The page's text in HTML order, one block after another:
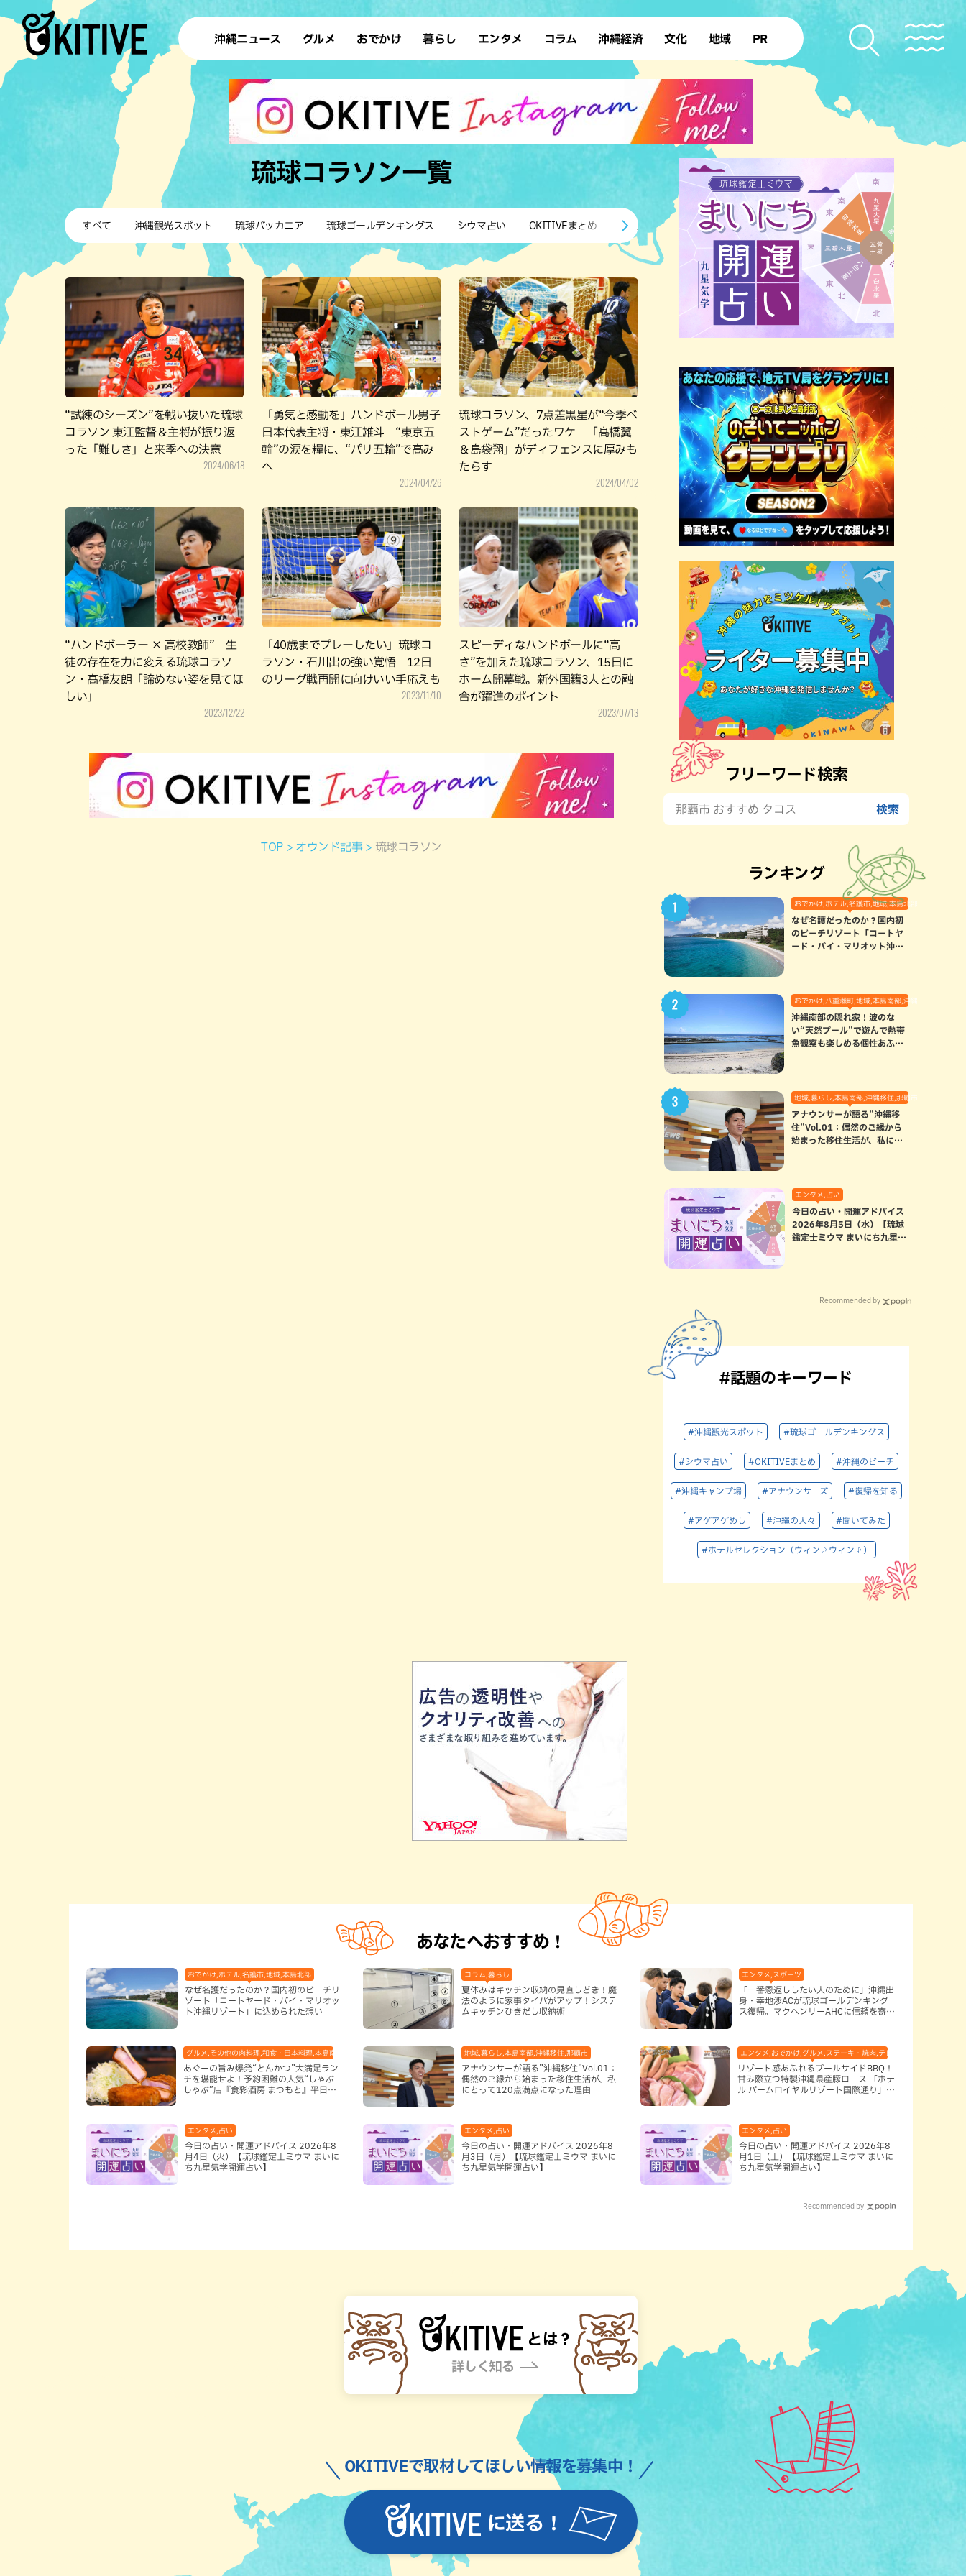
沖縄ニュース グルメ
ラーメン 沖縄そば
テイクアウト カフェ
すし・魚料理 和食・日本料理
沖縄料理 アジア・エスニック
ステーキ・焼肉 焼鳥・串料理
その他の肉料理 居酒屋・バー
ブッフェ・バイキング スイーツ
パン カレー
ハンバーガー タコス・タコライス
おでかけ
デート ドライブ
散歩 ソロ活
歴史
サウナ 公園
暮らし
レシピ SDGs
ファッション ローカルニュース
沖縄移住 沖縄旧暦行事
エンタメ
スポーツ 占い
タレント・芸人 テレビ
コラム 沖縄経済 文化
復帰50年
地域
本島北部
本島南部 先島諸島
北部離島
PR
琉球コラソン一覧
すべて 沖縄観光スポット 琉球バッカニア 琉球ゴールデンキングス シウマ占い OKITIVEまとめ 沖縄のビーチ 沖縄キャンプ場 アナウンサーズ 復帰を知る
“試練のシーズン”を戦い抜いた琉球
コラソン 東江監督＆主将が振り返
った「難しさ」と来季への決意
2024/06/18
「勇気と感動を」ハンドボール男子
日本代表主将・東江雄斗 “東京五
輪”の涙を糧に、“パリ五輪”で高み
へ
2024/04/26
琉球コラソン、7点差黒星が“今季ベ
ストゲーム”だったワケ 「髙橋翼
＆島袋翔」がディフェンスに厚みも
たらす
2024/04/02
“ハンドボーラー × 高校教師” 生
徒の存在を力に変える琉球コラソ
ン・髙橋友朗「諦めない姿を見てほ
しい」
2023/12/22
「40歳までプレーしたい」琉球コ
ラソン・石川出の強い覚悟 12日
のリーグ戦再開に向けいい手応えも
2023/11/10
スピーディなハンドボールに“高
さ”を加えた琉球コラソン、15日に
ホーム開幕戦。新外国籍3人との融
合が躍進のポイント
2023/07/13
TOP オウンド記事 琉球コラソン
フリーワード検索
ランキング
おでかけ,ホテル,名護市,地域,本島北部
なぜ名護だったのか？国内初
のビーチリゾート「コートヤ
ード・バイ・マリオット沖縄
おでかけ,八重瀬町,地域,本島南部,沖縄の海,自然
沖縄南部の隠れ家！波のな
い“天然プール”で遊んで熱帯
魚観察も楽しめる個性あふれ
地域,暮らし,本島南部,沖縄移住,那覇市
アナウンサーが語る”沖縄移
住”Vol.01：偶然のご縁から
始まった移住生活が、私にと
エンタメ,占い
今日の占い・開運アドバイス
2026年8月5日（水）【琉球
鑑定士ミウマ まいにち九星気
Recommended by
#話題のキーワード
#沖縄観光スポット #琉球ゴールデンキングス
#シウマ占い #OKITIVEまとめ #沖縄のビーチ
#沖縄キャンプ場 #アナウンサーズ #復帰を知る
#アゲアゲめし #沖縄の人々 #聞いてみた
#ホテルセレクション（ウィン♪ウィン♪）
あなたへおすすめ！
おでかけ,ホテル,名護市,地域,本島北部
なぜ名護だったのか？国内初のビーチリ
ゾート「コートヤード・バイ・マリオッ
ト沖縄リゾート」に込められた想い
コラム,暮らし
夏休みはキッチン収納の見直しどき！魔
法のように家事タイパがアップ！システ
ムキッチンひきだし収納術
エンタメ,スポーツ
「一番恩返ししたい人のために」沖縄出
身・幸地渉ACが琉球ゴールデンキング
ス復帰。マクヘンリーAHCに信頼を寄せ
グルメ,その他の肉料理,和食・日本料理,本島南部,那覇市
あぐーの旨み爆発“とんかつ”大満足ラン
チを堪能せよ！予約困難の人気“しゃぶ
しゃぶ”店『食彩酒房 まつもと』平日限
地域,暮らし,本島南部,沖縄移住,那覇市
アナウンサーが語る”沖縄移住”Vol.01：
偶然のご縁から始まった移住生活が、私
にとって120点満点になった理由
エンタメ,おでかけ,グルメ,ステーキ・焼肉,テレビ,ホテル,地域,本島南
リゾート感あふれるプールサイドBBQ！
甘み際立つ特製沖縄県産豚ロース 「ホテ
ル パームロイヤルリゾート国際通り」
エンタメ,占い
今日の占い・開運アドバイス 2026年8
月4日（火）【琉球鑑定士ミウマ まいに
ち九星気学開運占い】
エンタメ,占い
今日の占い・開運アドバイス 2026年8
月3日（月）【琉球鑑定士ミウマ まいに
ち九星気学開運占い】
エンタメ,占い
今日の占い・開運アドバイス 2026年8
月1日（土）【琉球鑑定士ミウマ まいに
ち九星気学開運占い】
Recommended by
に送る！
OKITIVEで取材してほしい情報を募集中！